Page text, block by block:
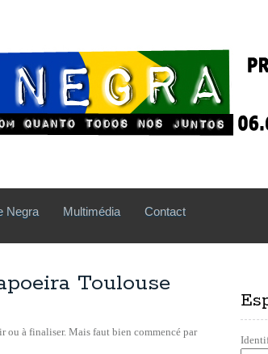
Negra Multimédia Contact
Toulouse
ou à finaliser. Mais faut bien commencé par